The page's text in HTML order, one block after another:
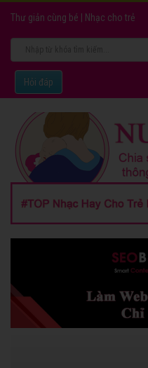
Thư giản cùng bé Nhạc cho trẻ
Hỏi đáp